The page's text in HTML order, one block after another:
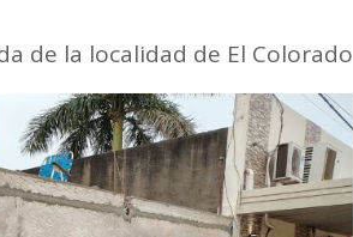
de la localidad de El Colorado